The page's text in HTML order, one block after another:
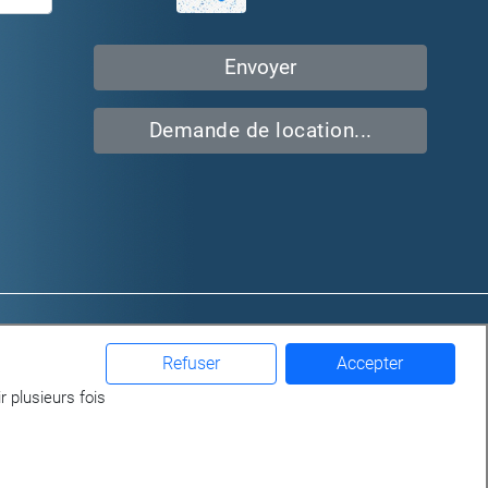
Demande de location...
Qui sommes-nous?
Location
Gérance
plusieurs fois
Accepter
Refuser